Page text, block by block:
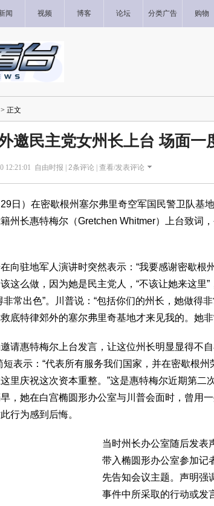
闻 视频 博客 论坛 分类广告 购物
> 正文
邀民主党女州长上台 场面一
12:21:01 自由时报 | 2条评论 | 查看/发表评论
日）在密歇根州塞尔弗里奇空军国民警卫队基
州长惠特梅尔（Gretchen Whitmer）上台致词
向驻地军人演讲时突然表示：“我要感谢密歇根
这么做，因为她是民主党人，“不该让她来这里
非常出色”。川普说：“包括你们的州长，她做得
底特律郊外的塞尔弗里奇基地才来见我的。她
请惠特梅尔上台发言，让这位州长明显显得不
短表示：“代表所有服务我们国家，并在密歇根
里庆祝这次资本重整。”这是惠特梅尔近期第二
，她在白宫椭圆形办公室与川普会面时，曾用
行为感到后悔。
当时州长办公室随后发表
带入椭圆形办公室参加记
先告知会议主题。声明强
事件中所采取的行动或发